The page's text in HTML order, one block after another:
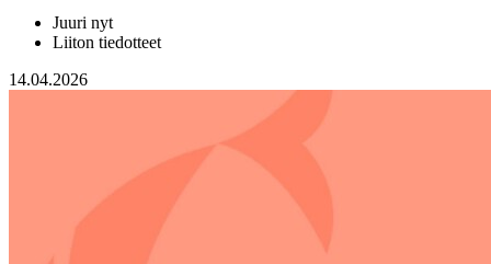
Juuri nyt
Liiton tiedotteet
14.04.2026